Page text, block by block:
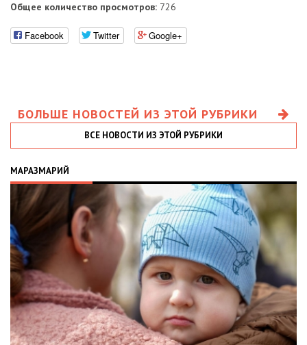
Общее количество просмотров: 726
Facebook Twitter Google+
БОЛЬШЕ НОВОСТЕЙ ИЗ ЭТОЙ РУБРИКИ
ВСЕ НОВОСТИ ИЗ ЭТОЙ РУБРИКИ
МАРАЗМАРИЙ